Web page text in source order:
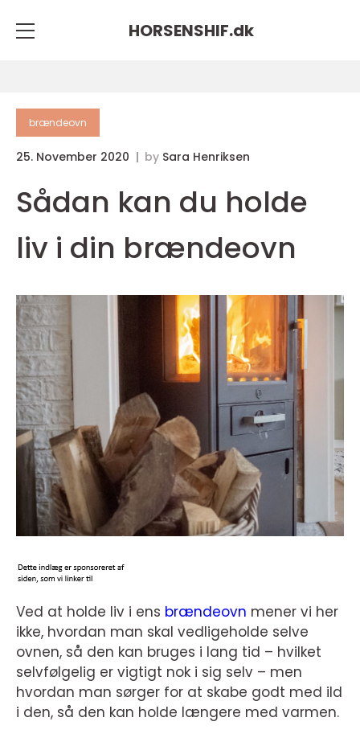
HORSENSHIF.dk
brændeovn
25. November 2020 by Sara Henriksen
Sådan kan du holde
liv i din brændeovn
Ved at holde liv i ens brændeovn mener vi her
ikke, hvordan man skal vedligeholde selve
ovnen, så den kan bruges i lang tid – hvilket
selvfølgelig er vigtigt nok i sig selv – men
hvordan man sørger for at skabe godt med ild
i den, så den kan holde længere med varmen.